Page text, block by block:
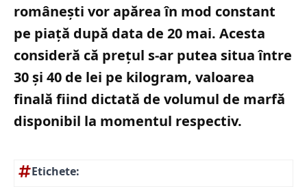
românești vor apărea în mod constant
pe piață după data de 20 mai. Acesta
consideră că prețul s-ar putea situa între
30 și 40 de lei pe kilogram, valoarea
finală fiind dictată de volumul de marfă
disponibil la momentul respectiv.
Etichete: